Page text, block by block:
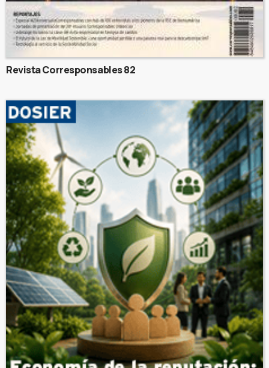
Revista Corresponsables 82